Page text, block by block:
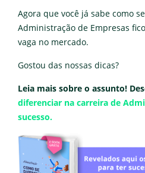
Agora que você já sabe como
Administração de Empresas
vaga no mercado.
Gostou das nossas dicas?
Leia mais sobre o assunto!
diferenciar na carreira de
sucesso.